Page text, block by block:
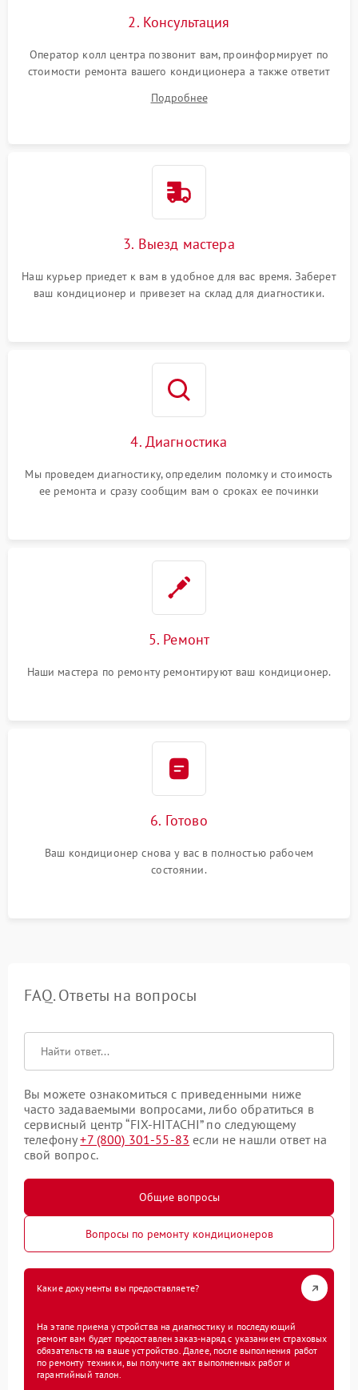
2. Консультация
Оператор колл центра позвонит вам, проинформирует по
стоимости ремонта вашего кондиционера а также ответит
Подробнее
3. Выезд мастера
Наш курьер приедет к вам в удобное для вас время. Заберет
ваш кондиционер и привезет на склад для диагностики.
4. Диагностика
Мы проведем диагностику, определим поломку и стоимость
ее ремонта и сразу сообщим вам о сроках ее починки
5. Ремонт
Наши мастера по ремонту ремонтируют ваш кондиционер.
6. Готово
Ваш кондиционер снова у вас в полностью рабочем
состоянии.
FAQ. Ответы на вопросы
Вы можете ознакомиться с приведенными ниже
часто задаваемыми вопросами, либо обратиться в
сервисный центр “FIX-HITACHI” по следующему
телефону+7 (800) 301-55-83 если не нашли ответ на
свой вопрос.
Общие вопросы
Вопросы по ремонту кондиционеров
Какие документы вы предоставляете?
На этапе приема устройства на диагностику и последующий
ремонт вам будет предоставлен заказ-наряд с указанием страховых
обязательств на ваше устройство. Далее, после выполнения работ
по ремонту техники, вы получите акт выполненных работ и
гарантийный талон.